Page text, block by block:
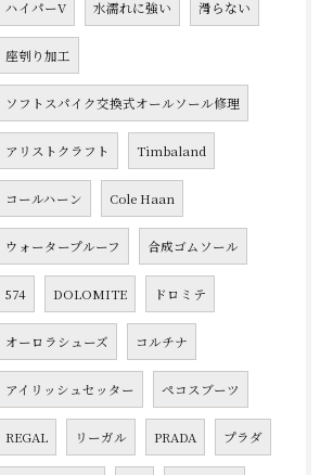
ハイパーV 水濡れに強い 滑らない
座刳り加工
ソフトスパイク交換式オールソール修理
アリストクラフト Timbaland
コールハーン Cole Haan
ウォータープルーフ 合成ゴムソール
574 DOLOMITE ドロミテ
オーロラシューズ コルチナ
アイリッシュセッター ペコスブーツ
REGAL リーガル PRADA プラダ